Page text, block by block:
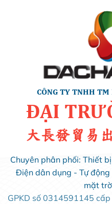
CÔNG TY TNHH
ĐẠI
大長發貿易
Chuyên phân phối: Thiết
Điện dân dụng - Tự
mặt
GPKD số 0314591145